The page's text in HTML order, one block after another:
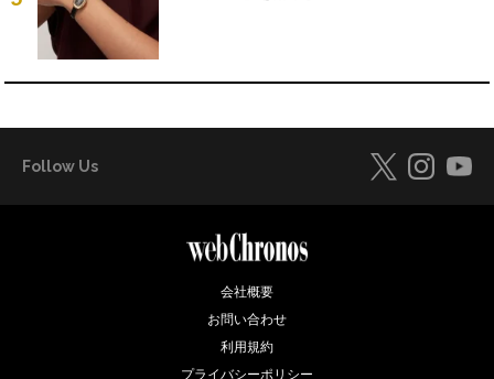
Follow Us
会社概要
お問い合わせ
利用規約
プライバシーポリシー